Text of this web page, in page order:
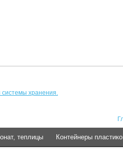
теплицы Контейнеры